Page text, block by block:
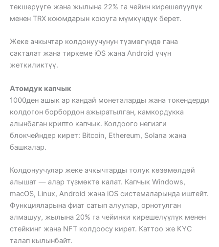
текшерүүгө жана жылына 22% га чейин кирешелүүлүк
менен TRX коюмдарын коюуга мүмкүндүк берет.
Жеке ачкычтар колдонуучунун түзмөгүндө гана
сакталат жана тиркеме iOS жана Android үчүн
жеткиликтүү.
Атомдук капчык
1000ден ашык ар кандай монеталарды жана токендерди
колдогон борбордон ажыратылган, камкордукка
алынбаган крипто капчык. Колдоого негизги
блокчейндер кирет: Bitcoin, Ethereum, Solana жана
башкалар.
Колдонуучулар жеке ачкычтарды толук көзөмөлдөй
алышат — алар түзмөктө калат. Капчык Windows,
macOS, Linux, Android жана iOS системаларында иштейт.
Функцияларына фиат сатып алуулар, орнотулган
алмашуу, жылына 20% га чейинки кирешелүүлүк менен
стейкинг жана NFT колдоосу кирет. Каттоо же KYC
талап кылынбайт.